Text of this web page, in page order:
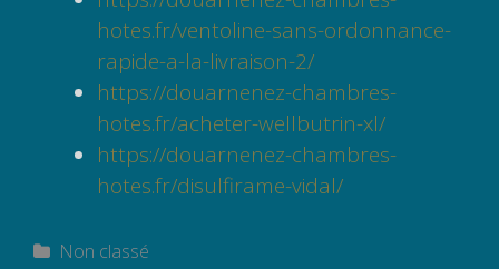
hotes.fr/ventoline-sans-ordonnance-
rapide-a-la-livraison-2/
https://douarnenez-chambres-
hotes.fr/acheter-wellbutrin-xl/
https://douarnenez-chambres-
hotes.fr/disulfirame-vidal/
Catégories
Non classé